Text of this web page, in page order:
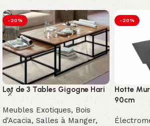
-20%
Lot de 3 Tables Gigogne Hari
Meubles Exotiques, Bois
d'Acacia, Salles à Manger,
-20%
Hotte
90cm